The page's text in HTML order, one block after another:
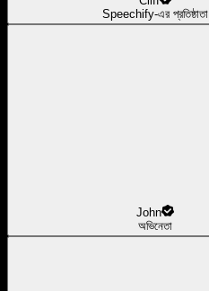
Speechify-এর প্রতিষ্ঠাতা
John
অভিনেতা